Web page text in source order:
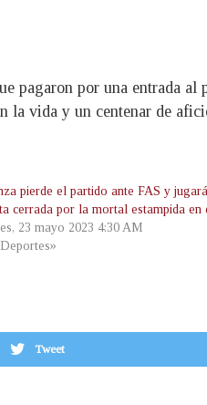
pagaron por una entrada al
la vida y un centenar de
pierde el partido ante FAS y
cerrada por la mortal estampida en
23 mayo 2023 4:30 AM
Tweet